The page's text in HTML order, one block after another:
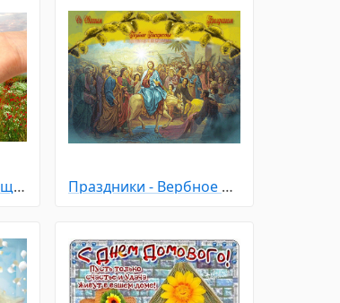
Праздники - Благовещение Пресвятой Богородицы Праздники - Вербное Воскресенье